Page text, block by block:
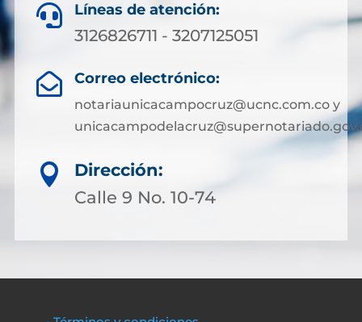
 Líneas de atención:
3126826711 - 3207125051
 Correo electrónico:
notariaunicacampocruz@ucnc.com.co y

Dirección:
Calle 9 No. 10-74